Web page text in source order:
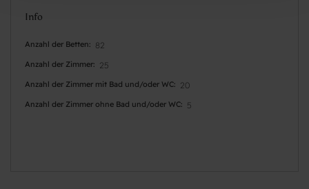
Info
Anzahl der Betten 82
Anzahl der Zimmer 25
Anzahl der Zimmer mit Bad und/oder WC 20
Anzahl der Zimmer ohne Bad und/oder WC 5